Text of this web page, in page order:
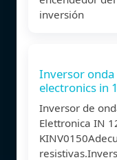
inversión
Inversor
electronics in
Inversor de
Elettronica IN